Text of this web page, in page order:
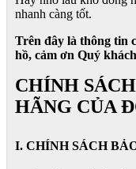
nhanh càng tốt.
Trên đây là thông tin
hồ, cảm ơn Quý
CHÍNH
HÃNG CỦA
I. CHÍNH SÁCH